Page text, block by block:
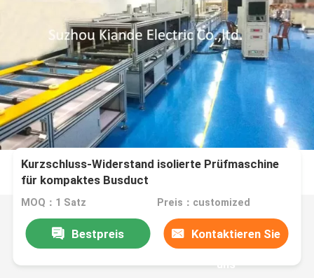
Kurzschluss-Widerstand isolierte Prüfmaschine
für kompaktes Busduct
MOQ：1 Satz Preis：customized
Bestpreis Kontaktieren Sie
uns